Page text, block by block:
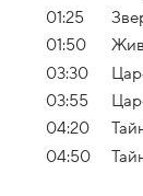
01:25
01:50
03:30
03:55
04:20
04:50